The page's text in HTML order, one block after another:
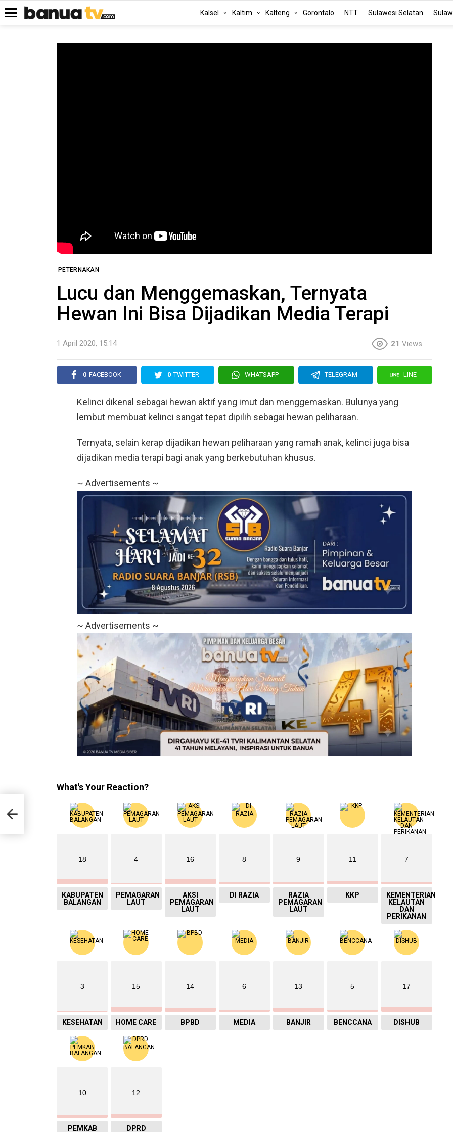
Kalsel Kaltim Kalteng Gorontalo NTT Sulawesi Selatan
PETERNAKAN
Lucu dan Menggemaskan, Ternyata
Hewan Ini Bisa Dijadikan Media Terapi
1 April 2020, 15:14 21 Views
0 FACEBOOK 0 TWITTER WHATSAPP TELEGRAM LINE
Kelinci dikenal sebagai hewan aktif yang imut dan menggemaskan. Bulunya yang
lembut membuat kelinci sangat tepat dipilih sebagai hewan peliharaan.
Ternyata, selain kerap dijadikan hewan peliharaan yang ramah anak, kelinci juga bisa
dijadikan media terapi bagi anak yang berkebutuhan khusus.
~ Advertisements ~
~ Advertisements ~
What's Your Reaction?
18
KABUPATEN
BALANGAN
4
PEMAGARAN
LAUT
16
AKSI
PEMAGARAN
LAUT
8
DI RAZIA
9
RAZIA
PEMAGARAN
LAUT
11
KKP
7
KEMENTERIAN
KELAUTAN
DAN
PERIKANAN
3
KESEHATAN
15
HOME CARE
14
BPBD
6
MEDIA
13
BANJIR
5
BENCCANA
17
DISHUB
10
PEMKAB
12
DPRD